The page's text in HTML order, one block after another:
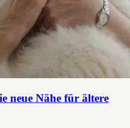
neue Nähe für ältere